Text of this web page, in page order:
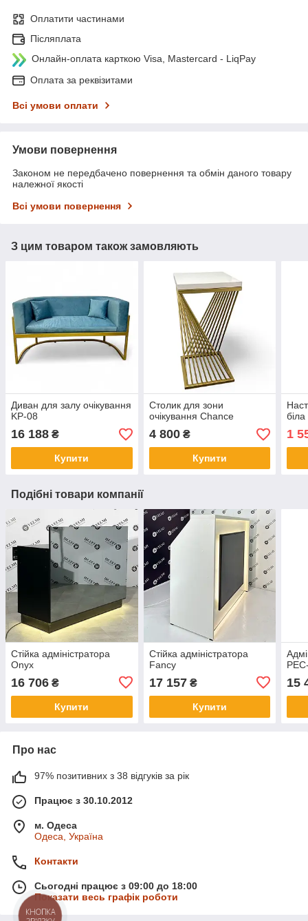
Оплатити частинами
Післяплата
Онлайн-оплата карткою Visa, Mastercard - LiqPay
Оплата за реквізитами
Всі умови оплати
Умови повернення
Законом не передбачено повернення та обмін даного товару
належної якості
Всі умови повернення
З цим товаром також замовляють
Диван для залу очікування
KP-08
16 188 ₴
Купити
Столик для зони
очікування Chance
4 800₴
Купити
біла
1
Подібні товари компанії
Стійка адміністратора
Onyx
16 706 ₴
Купити
Стійка адміністратора
Fancy
17 157₴
Купити
15
Про нас
97% позитивних з 38 відгуків за рік
Працює з 30.10.2012
м. Одеса
Одеса, Україна
Контакти
Сьогодні працює з 09:00 до 18:00
Показати весь графік роботи
КНОПКА